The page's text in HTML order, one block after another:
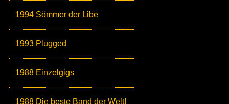
1994 Sömmer der Libe
1993 Plugged
1988 Einzelgigs
1988 Die beste Band der Welt!